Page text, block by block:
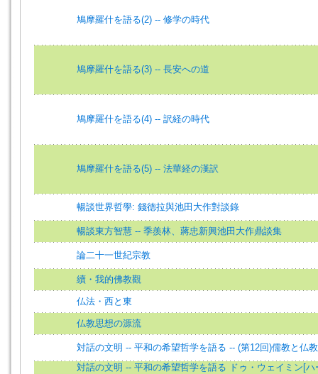
鳩摩羅什を語る(2) -- 修学の時代
鳩摩羅什を語る(3) -- 長安への道
鳩摩羅什を語る(4) -- 訳経の時代
鳩摩羅什を語る(5) -- 法華経の漢訳
暢談世界哲學: 錢德拉與池田大作對談錄
暢談東方智慧 -- 季羨林、蔣忠新興池田大作鼎談集
論二十一世紀宗教
續・我的佛教觀
仏法・西と東
仏教思想の源流
対話の文明 -- 平和の希望哲学を語る -- (第12回)儒教と仏
対話の文明 -- 平和の希望哲学を語る ドゥ・ウェイミン[